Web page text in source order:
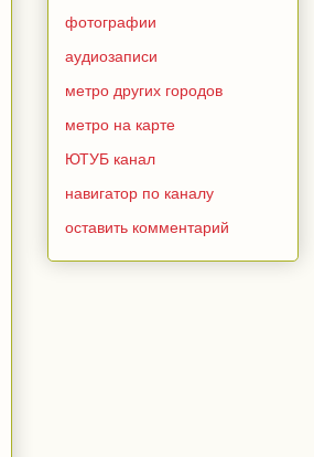
фотографии
аудиозаписи
метро других городов
метро на карте
ЮТУБ канал
навигатор по каналу
оставить комментарий